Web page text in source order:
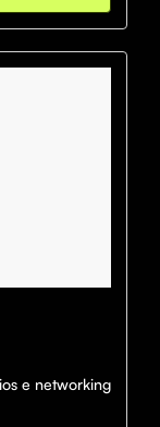
e networking